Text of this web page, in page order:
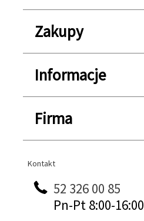
Zakupy
Informacje
Firma
Kontakt
Kontakt
52 326 00 85
Pn-Pt 8:00-16:00